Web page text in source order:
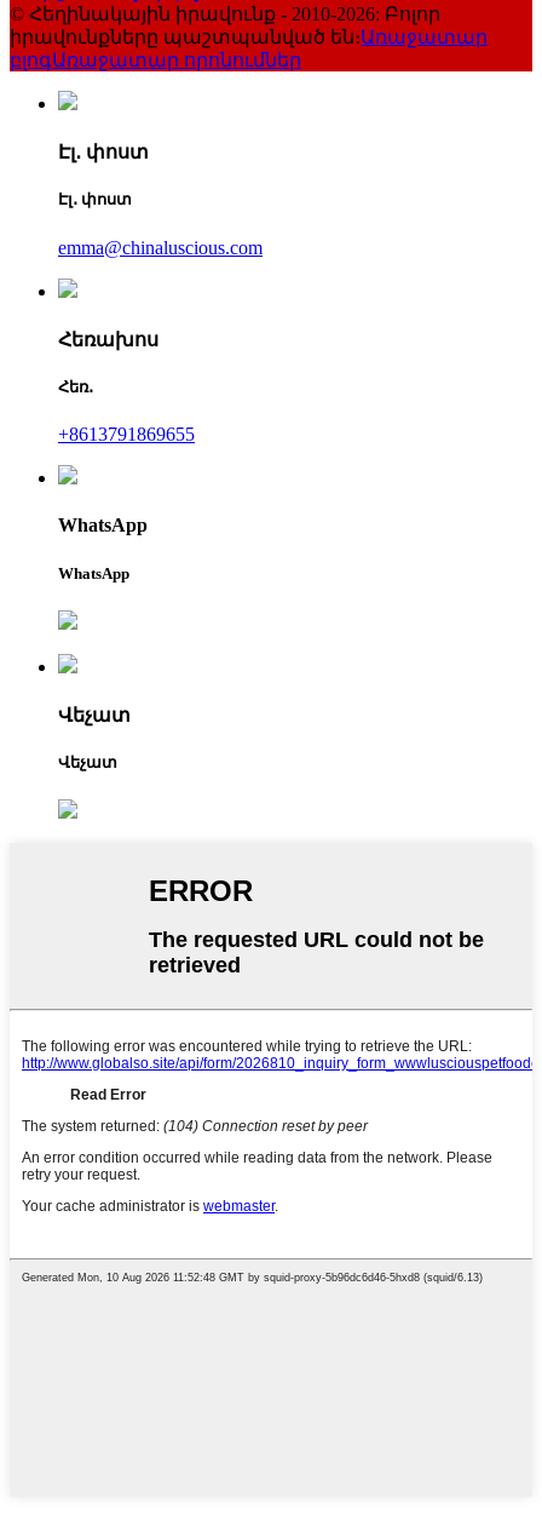
© Հեղինակային իրավունք - 2010-2026: Բոլոր
իրավունքները պաշտպանված են։Առաջատար
բլոգԱռաջատար որոնումներ
Էլ․ փոստ
Էլ․ փոստ
emma@chinaluscious.com
Հեռախոս
Հեռ․
+8613791869655
WhatsApp
WhatsApp
Վեչատ
Վեչատ